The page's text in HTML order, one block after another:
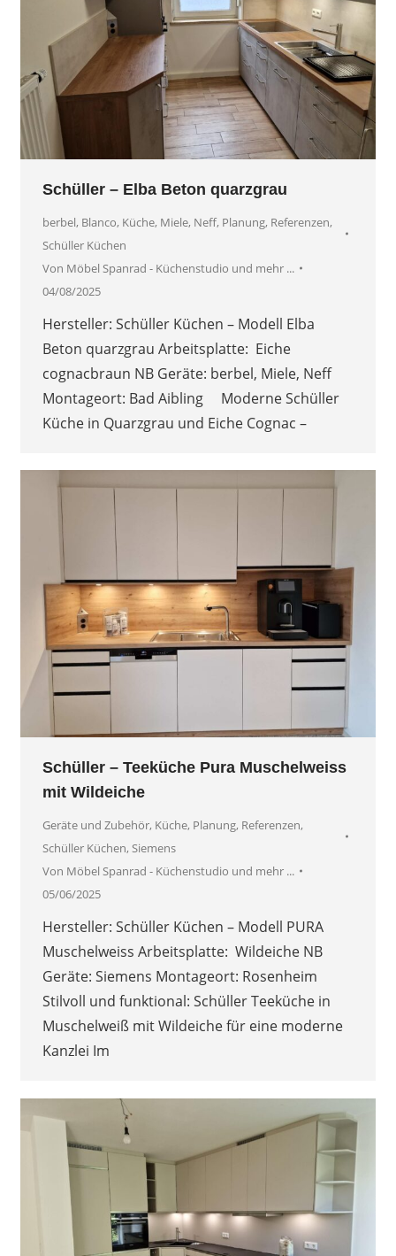
Schüller – Elba Beton quarzgrau
berbel, Blanco, Küche, Miele, Neff, Planung, Referenzen,
Schüller Küchen
Von Möbel Spanrad - Küchenstudio und mehr ...
04/08/2025
Hersteller: Schüller Küchen – Modell Elba
Beton quarzgrau Arbeitsplatte: Eiche
cognacbraun NB Geräte: berbel, Miele, Neff
Montageort: Bad Aibling Moderne Schüller
Küche in Quarzgrau und Eiche Cognac –
Schüller – Teeküche Pura Muschelweiss
mit Wildeiche
Geräte und Zubehör, Küche, Planung, Referenzen,
Schüller Küchen, Siemens
Von Möbel Spanrad - Küchenstudio und mehr ...
05/06/2025
Hersteller: Schüller Küchen – Modell PURA
Muschelweiss Arbeitsplatte: Wildeiche NB
Geräte: Siemens Montageort: Rosenheim
Stilvoll und funktional: Schüller Teeküche in
Muschelweiß mit Wildeiche für eine moderne
Kanzlei Im